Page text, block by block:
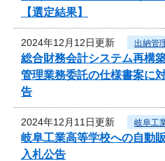
【選定結果】
2024年12月12日更新 出納管
総合財務会計システム再構
管理業務委託の仕様書案に
告
2024年12月11日更新 岐阜工
岐阜工業高等学校への自動
入札公告